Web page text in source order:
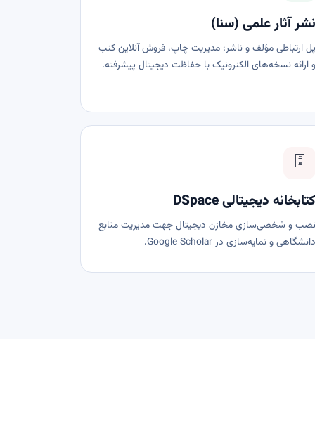
نشر آثار علمی (سنا)
پل ارتباطی مؤلف و ناشر؛ مدیریت چاپ، فروش آنلاین کتب
و ارائه نسخه‌های الکترونیک با حفاظت دیجیتال پیشرفته.
🗄️
کتابخانه دیجیتالی DSpace
نصب و شخصی‌سازی مخازن دیجیتال جهت مدیریت منابع
دانشگاهی و نمایه‌سازی در Google Scholar.